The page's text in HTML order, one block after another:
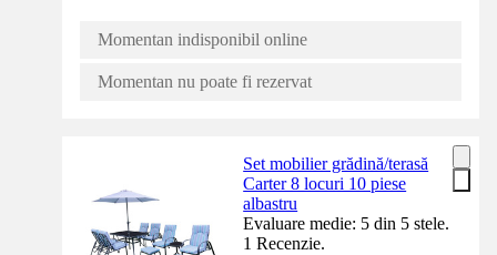
Momentan indisponibil online
Momentan nu poate fi rezervat
Set mobilier grădină/terasă
Carter 8 locuri 10 piese
albastru
Evaluare medie: 5 din 5 stele.
1 Recenzie.